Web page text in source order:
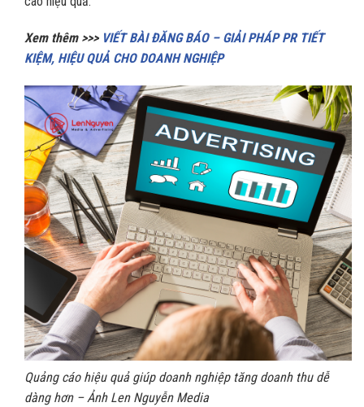
Xem thêm >>> VIẾT BÀI ĐĂNG BÁO – GIẢI PHÁP PR TIẾT
KIỆM, HIỆU QUẢ CHO DOANH NGHIỆP
Quảng cáo hiệu quả giúp doanh nghiệp tăng doanh thu dễ
dàng hơn – Ảnh Len Nguyễn Media